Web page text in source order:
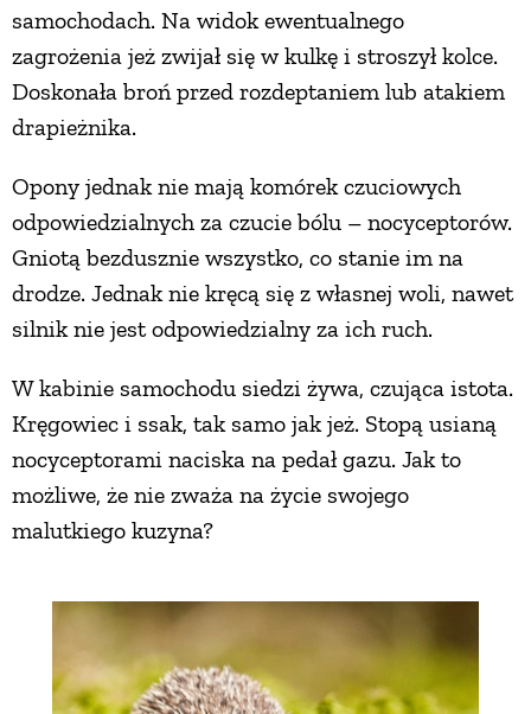
samochodach. Na widok ewentualnego
zagrożenia jeż zwijał się w kulkę i stroszył kolce.
Doskonała broń przed rozdeptaniem lub atakiem
drapieżnika.
Opony jednak nie mają komórek czuciowych
odpowiedzialnych za czucie bólu – nocyceptorów.
Gniotą bezdusznie wszystko, co stanie im na
drodze. Jednak nie kręcą się z własnej woli, nawet
silnik nie jest odpowiedzialny za ich ruch.
W kabinie samochodu siedzi żywa, czująca istota.
Kręgowiec i ssak, tak samo jak jeż. Stopą usianą
nocyceptorami naciska na pedał gazu. Jak to
możliwe, że nie zważa na życie swojego
malutkiego kuzyna?